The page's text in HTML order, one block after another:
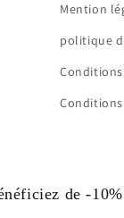
Mention
politique
de -